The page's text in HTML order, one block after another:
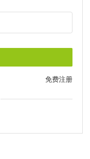
免费注册